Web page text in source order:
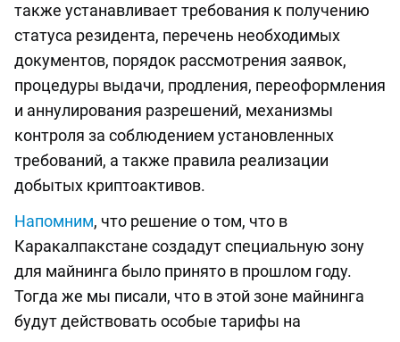
также устанавливает требования к получению
статуса резидента, перечень необходимых
документов, порядок рассмотрения заявок,
процедуры выдачи, продления, переоформления
и аннулирования разрешений, механизмы
контроля за соблюдением установленных
требований, а также правила реализации
добытых криптоактивов.
Напомним, что решение о том, что в
Каракалпакстане создадут специальную зону
для майнинга было принято в прошлом году.
Тогда же мы писали, что в этой зоне майнинга
будут действовать особые тарифы на